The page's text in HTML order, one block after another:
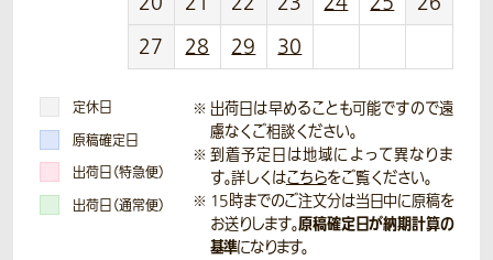
27
28 29 30
定休日
原稿確定日
出荷日（特急便）
出荷日（通常便）
出荷日は早めることも可能ですので遠
慮なくご相談ください。
到着予定日は地域によって異なりま
す。詳しくはこちらをご覧ください。
15時までのご注文分は当日中に原稿を
お送りします。原稿確定日が納期計算の
基準になります。